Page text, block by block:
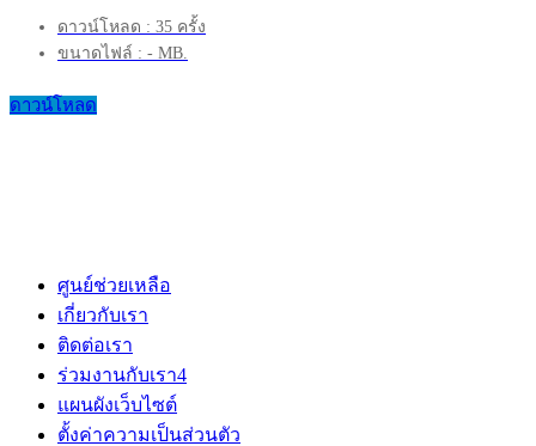
ดาวน์โหลด : 35 ครั้ง
ขนาดไฟล์ : - MB.
ดาวน์โหลด
ศูนย์ช่วยเหลือ
เกี่ยวกับเรา
ติดต่อเรา
ร่วมงานกับเรา4
แผนผังเว็บไซต์
ตั้งค่าความเป็นส่วนตัว